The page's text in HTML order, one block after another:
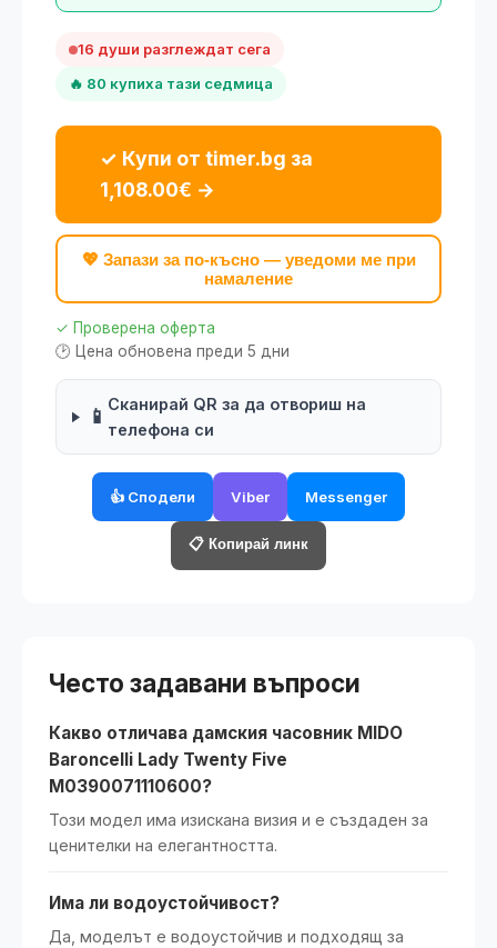
16 души разглеждат сега
🔥 80 купиха тази седмица
✓ Купи от timer.bg за
1,108.00€ →
💖 Запази за по-късно — уведоми ме при
намаление
✓ Проверена оферта
🕑 Цена обновена преди 5 дни
📱
Сканирай QR за да отвориш на
телефона си
👍 Сподели Viber Messenger
📋 Копирай линк
Често задавани въпроси
Какво отличава дамския часовник MIDO
Baroncelli Lady Twenty Five
M0390071110600?
Този модел има изискана визия и е създаден за
ценителки на елегантността.
Има ли водоустойчивост?
Да, моделът е водоустойчив и подходящ за